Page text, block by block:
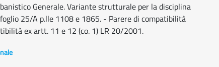
Generale. Variante strutturale per la disciplina
25/A p.lle 1108 e 1865. - Parere di compatibilità
ex artt. 11 e 12 (co. 1) LR 20/2001.